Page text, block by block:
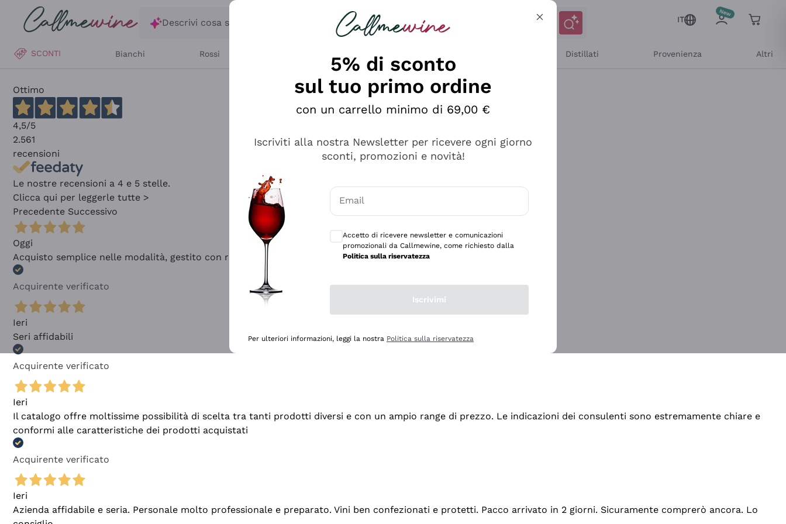
Salta al contenuto principale
Descrivi cosa stai cercando
IT
SCONTI Bianchi Rossi Distillati Provenienza Altri
Ottimo
4,5/5
2.561
recensioni
Le nostre recensioni a 4 e 5 stelle.
Clicca qui per leggerle tutte >
Precedente Successivo
Oggi
Acquisto semplice nelle modalità, gestito con rapidità e professionalità
Acquirente verificato
Ieri
Seri affidabili
Acquirente verificato
Ieri
Il catalogo offre moltissime possibilità di scelta tra tanti prodotti diversi e con un ampio range di prezzo. Le indicazioni dei consulenti sono estremamente chiare e
conformi alle caratteristiche dei prodotti acquistati
Acquirente verificato
Ieri
Azienda affidabile e seria. Personale molto professionale e preparato. Vini ben confezionati e protetti. Pacco arrivato in 2 giorni. Sicuramente comprerò ancora. Lo
5% di sconto
sul tuo primo ordine
con un carrello minimo di 69,00 €
Iscriviti alla nostra Newsletter per ricevere ogni giorno
sconti, promozioni e novità!
Email
Accetto di ricevere newsletter e comunicazioni
promozionali da Callmewine, come richiesto dalla
Politica sulla riservatezza
Iscrivimi
Per ulteriori informazioni, leggi la nostra Politica sulla riservatezza